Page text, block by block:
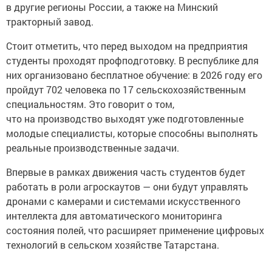
в другие регионы России, а также на Минский
тракторный завод.
Стоит отметить, что перед выходом на предприятия
студенты проходят профподготовку. В республике для
них организовано бесплатное обучение: в 2026 году его
пройдут 702 человека по 17 сельскохозяйственным
специальностям. Это говорит о том,
что на производство выходят уже подготовленные
молодые специалисты, которые способны выполнять
реальные производственные задачи.
Впервые в рамках движения часть студентов будет
работать в роли агроскаутов — они будут управлять
дронами с камерами и системами искусственного
интеллекта для автоматического мониторинга
состояния полей, что расширяет применение цифровых
технологий в сельском хозяйстве Татарстана.